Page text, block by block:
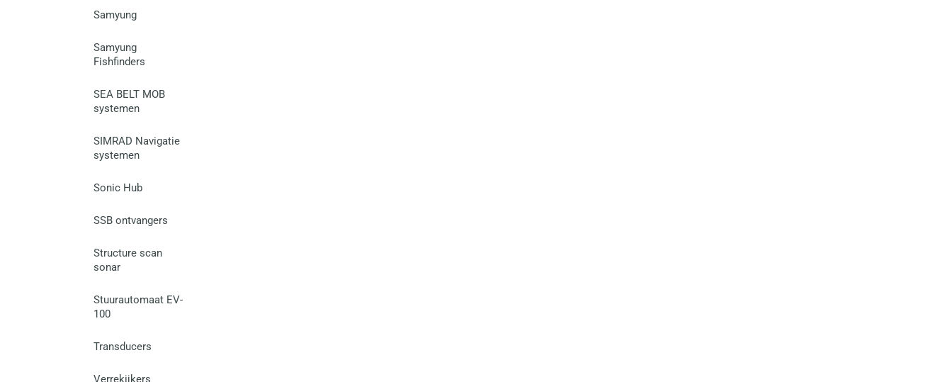
Samyung
Samyung
Fishfinders
SEA BELT MOB
systemen
SIMRAD Navigatie
systemen
Sonic Hub
SSB ontvangers
Structure scan
sonar
Stuurautomaat EV-
100
Transducers
Verrekijkers